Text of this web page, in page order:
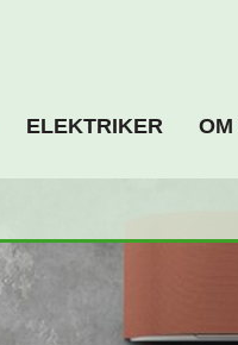
ELEKTRIKER